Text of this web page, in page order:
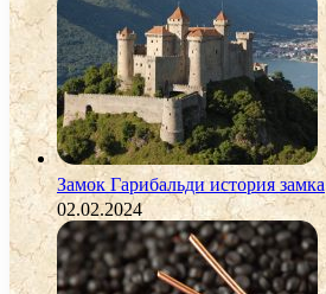
Замок Гарибальди история замка
02.02.2024